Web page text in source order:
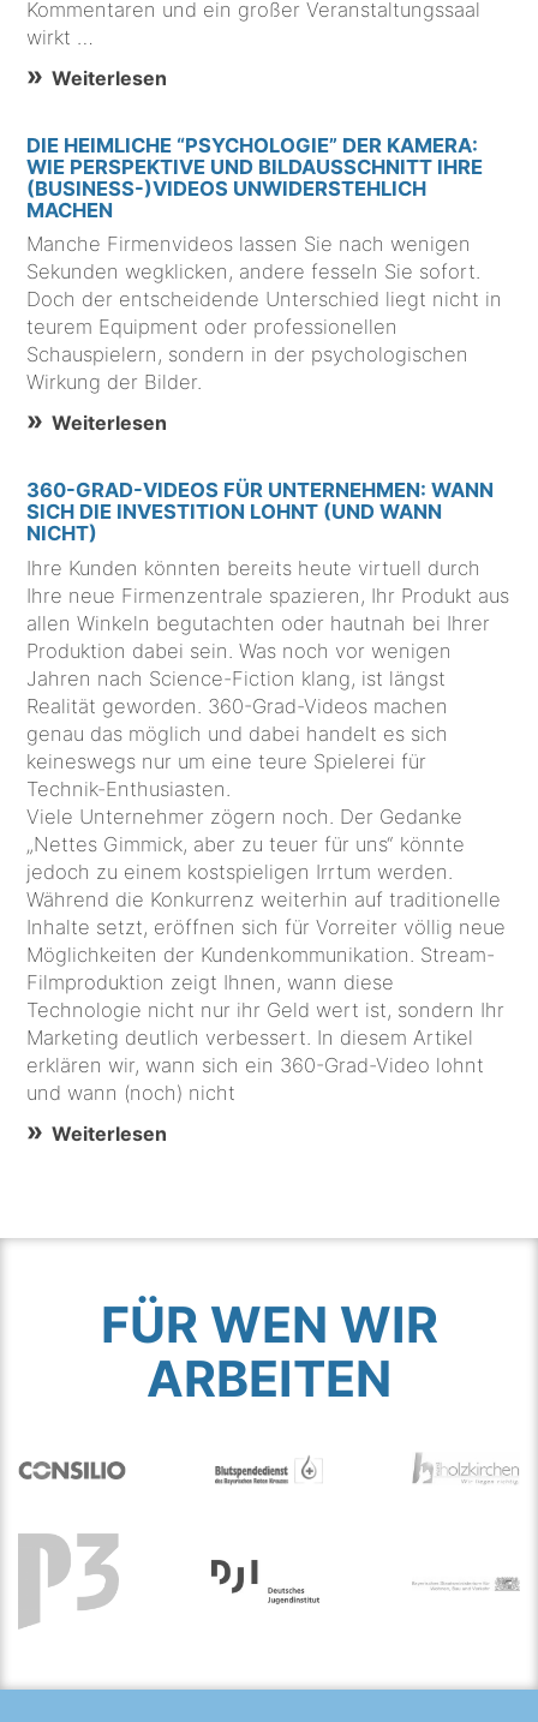
Kommentaren und ein großer Veranstaltungssaal
wirkt …
Weiterlesen
DIE HEIMLICHE “PSYCHOLOGIE” DER KAMERA:
WIE PERSPEKTIVE UND BILDAUSSCHNITT IHRE
(BUSINESS-)VIDEOS UNWIDERSTEHLICH
MACHEN
Manche Firmenvideos lassen Sie nach wenigen
Sekunden wegklicken, andere fesseln Sie sofort.
Doch der entscheidende Unterschied liegt nicht in
teurem Equipment oder professionellen
Schauspielern, sondern in der psychologischen
Wirkung der Bilder.
Weiterlesen
360-GRAD-VIDEOS FÜR UNTERNEHMEN: WANN
SICH DIE INVESTITION LOHNT (UND WANN
NICHT)
Ihre Kunden könnten bereits heute virtuell durch
Ihre neue Firmenzentrale spazieren, Ihr Produkt aus
allen Winkeln begutachten oder hautnah bei Ihrer
Produktion dabei sein. Was noch vor wenigen
Jahren nach Science-Fiction klang, ist längst
Realität geworden. 360-Grad-Videos machen
genau das möglich und dabei handelt es sich
keineswegs nur um eine teure Spielerei für
Technik-Enthusiasten.
Viele Unternehmer zögern noch. Der Gedanke
„Nettes Gimmick, aber zu teuer für uns“ könnte
jedoch zu einem kostspieligen Irrtum werden.
Während die Konkurrenz weiterhin auf traditionelle
Inhalte setzt, eröffnen sich für Vorreiter völlig neue
Möglichkeiten der Kundenkommunikation. Stream-
Filmproduktion zeigt Ihnen, wann diese
Technologie nicht nur ihr Geld wert ist, sondern Ihr
Marketing deutlich verbessert. In diesem Artikel
erklären wir, wann sich ein 360-Grad-Video lohnt
und wann (noch) nicht
Weiterlesen
FÜR WEN WIR
ARBEITEN